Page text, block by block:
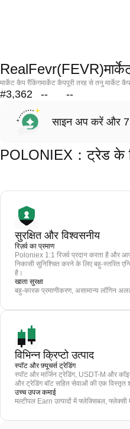
मार्केट कैप रैंकिंग
#3,362
मार्केट कैप
--
पूरी तरह से तनु मार्केट कैप
--
साइन अप करें और
POLONIEX：ट्रेड के
सुरक्षित और विश्वसनीय
रिज़र्व का प्रमाण
Poloniex 1:1 रिजर्व प्रदान करता है और
निकासी सुनिश्चित करने के लिए बहु-स्तरित
है।
खाता सुरक्षा
बहु-कारक प्रमाणीकरण, असामान्य लॉगिन
विभिन्न क्रिप्टो उत्पाद
स्पॉट और फ़्यूचर्स ट्रेडिंग
स्पॉट और मार्जिन ट्रेडिंग, USDT-M और
और ट्रेडिंग बॉट सहित सेवाओं की एक विस्तृत
उच्च उपज कमाई
मल्टीपल Earn उत्पादों में फ्लेक्सिबल,